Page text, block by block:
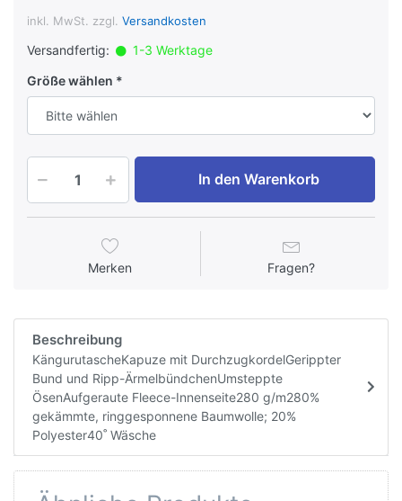
inkl. MwSt. zzgl. Versandkosten
Versandfertig:
1-3 Werktage
Größe wählen
In den Warenkorb
Merken Fragen?
Beschreibung
KängurutascheKapuze mit DurchzugkordelGerippter
Bund und Ripp-ÄrmelbündchenUmsteppte
ÖsenAufgeraute Fleece-Innenseite280 g/m280%
gekämmte, ringgesponnene Baumwolle; 20%
Polyester40˚ Wäsche